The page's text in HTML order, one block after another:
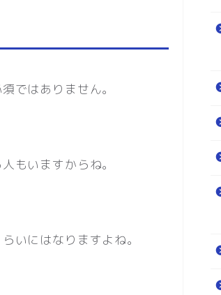
ではありません。
もいますからね。
いにはなりますよね。